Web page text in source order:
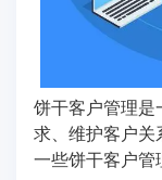
饼干客户管理
求、维护客户
一些饼干客户管